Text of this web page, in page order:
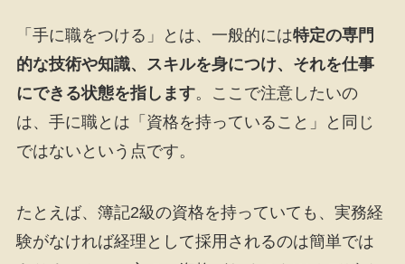
「手に職をつける」とは、一般的には特定の専門
的な技術や知識、スキルを身につけ、それを仕事
にできる状態を指します。ここで注意したいの
は、手に職とは「資格を持っていること」と同じ
ではないという点です。
たとえば、簿記2級の資格を持っていても、実務経
験がなければ経理として採用されるのは簡単では